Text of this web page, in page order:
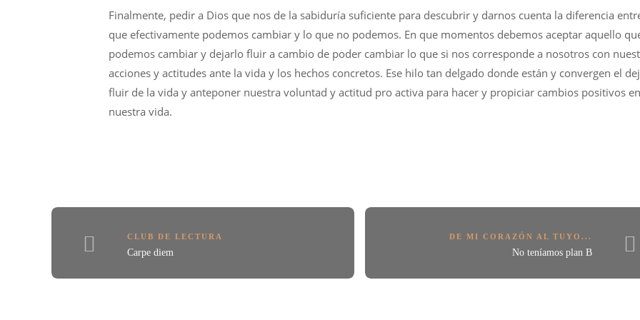
Finalmente, pedir a Dios que nos de la sabiduría suficiente para descubrir y darnos cuenta la diferencia
que efectivamente podemos cambiar y lo que no podemos. En que momentos debemos aceptar aquello
podemos cambiar y dejarlo fluir a cambio de poder cambiar lo que si nos corresponde a nosotros con
acciones y actitudes ante la vida y los hechos concretos. Ese hilo tan delgado donde están y convergen el
fluir de la vida y anteponer nuestra voluntad y actitud pro activa para hacer y propiciar cambios positivos en
nuestra vida.
CLUB DE LECTURA
Carpe diem
DE MI CORAZÓN AL TUYO...
No teníamos plan B